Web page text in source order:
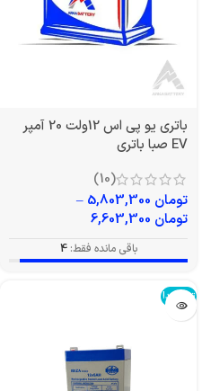
باتری یو پی اس 12ولت 20 آمپر
EV صبا باتری
(10)
تومان
–
تومان
باقی مانده فقط: 4
تمام شد!